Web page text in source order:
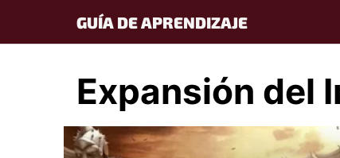
content
GUÍA DE APRENDIZAJE
Expansión del